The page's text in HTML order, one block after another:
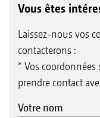
Vous êtes
Laissez-nous vos
contacterons :
* Vos
prendre contact
Votre nom